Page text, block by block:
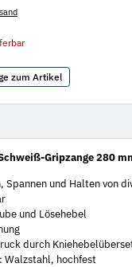
zum Artikel
Gripzange 280
Spannen und Halten von
und Lösehebel
durch
Walzstahl, hochfest